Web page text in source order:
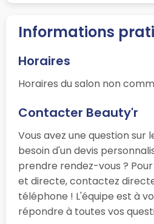
Informations
Horaires
Horaires du salon non
Contacter Beauty'r
Vous avez une question sur
besoin d'un devis
prendre rendez-vous ?
et directe, contactez
téléphone ! L'équipe est à
répondre à toutes vos